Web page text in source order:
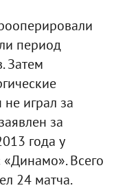
период
Затем
играл за
за
года у
«Динамо». Всего
24 матча.